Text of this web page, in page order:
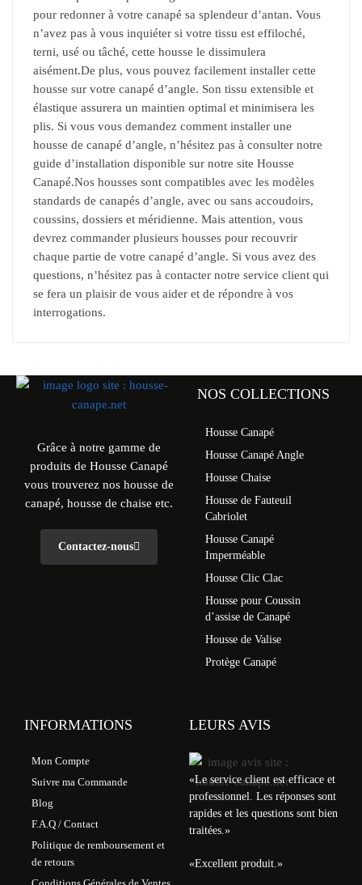
pour redonner à votre canapé sa splendeur d’antan. Vous
n’avez pas à vous inquiéter si votre tissu est effiloché,
terni, usé ou tâché, cette housse le dissimulera
aisément.De plus, vous pouvez facilement installer cette
housse sur votre canapé d’angle. Son tissu extensible et
élastique assurera un maintien optimal et minimisera les
plis. Si vous vous demandez comment installer une
housse de canapé d’angle, n’hésitez pas à consulter notre
guide d’installation disponible sur notre site Housse
Canapé.Nos housses sont compatibles avec les modèles
standards de canapés d’angle, avec ou sans accoudoirs,
coussins, dossiers et méridienne. Mais attention, vous
devrez commander plusieurs housses pour recouvrir
chaque partie de votre canapé d’angle. Si vous avez des
questions, n’hésitez pas à contacter notre service client qui
se fera un plaisir de vous aider et de répondre à vos
interrogations.
Grâce à notre gamme de
produits de Housse Canapé
vous trouverez nos housse de
canapé, housse de chaise etc.
Contactez-nous
NOS COLLECTIONS
Housse Canapé
Housse Canapé Angle
Housse Chaise
Housse de Fauteuil
Cabriolet
Housse Canapé
Imperméable
Housse Clic Clac
Housse pour Coussin
d’assise de Canapé
Housse de Valise
Protège Canapé
INFORMATIONS
Mon Compte
Suivre ma Commande
Blog
F.A.Q / Contact
Politique de remboursement et
de retours
LEURS AVIS
«Le service client est efficace et
professionnel. Les réponses sont
rapides et les questions sont bien
traitées.»
«Excellent produit.»